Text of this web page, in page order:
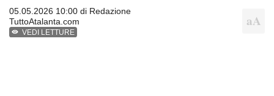
05.05.2026 10:00 di Redazione
TuttoAtalanta.com
VEDI LETTURE